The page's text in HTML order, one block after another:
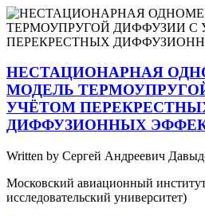
НЕСТАЦИОНАРНАЯ
МОДЕЛЬ
УЧЁТОМ
ДИФФУЗИОННЫХ
Written by Сергей Андреевич
Московский авиационный
исследовательский университет)